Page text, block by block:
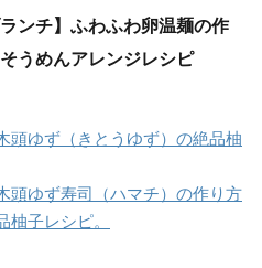
ランチ】ふわふわ卵温麺の作
うめんアレンジレシピ
頭ゆず（きとうゆず）の絶品柚
頭ゆず寿司（ハマチ）の作り方
柚子レシピ。